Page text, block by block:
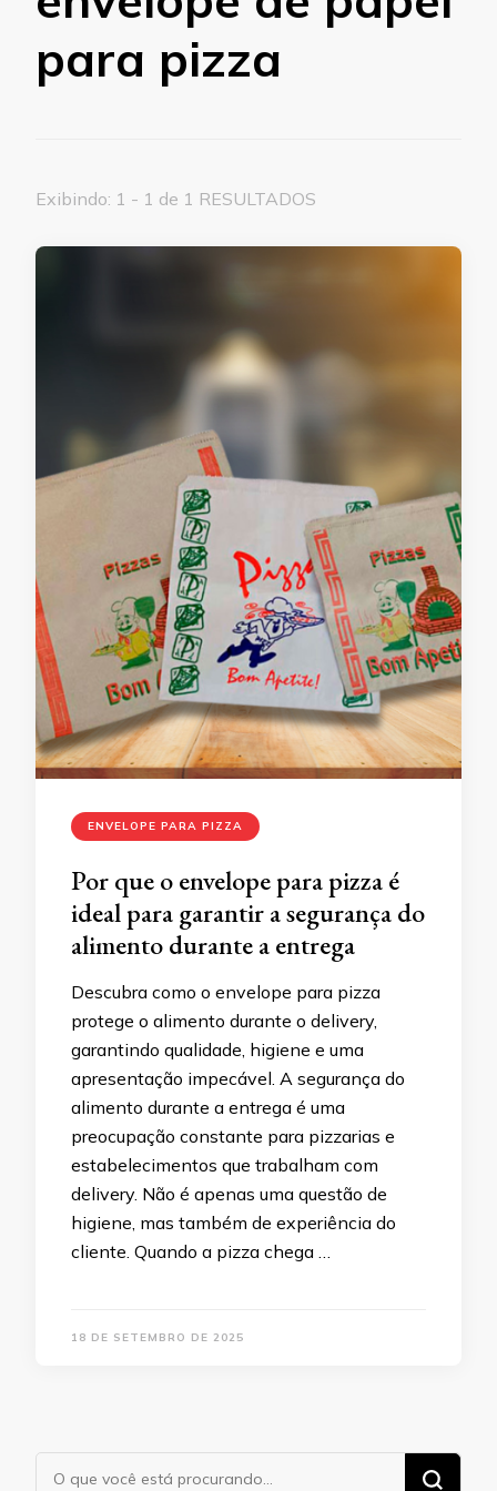
para pizza
Exibindo: 1 - 1 de 1 RESULTADOS
ENVELOPE PARA PIZZA
Por que o envelope para pizza é
ideal para garantir a segurança do
alimento durante a entrega
Descubra como o envelope para pizza
protege o alimento durante o delivery,
garantindo qualidade, higiene e uma
apresentação impecável. A segurança do
alimento durante a entrega é uma
preocupação constante para pizzarias e
estabelecimentos que trabalham com
delivery. Não é apenas uma questão de
higiene, mas também de experiência do
cliente. Quando a pizza chega …
18 DE SETEMBRO DE 2025
Procurando